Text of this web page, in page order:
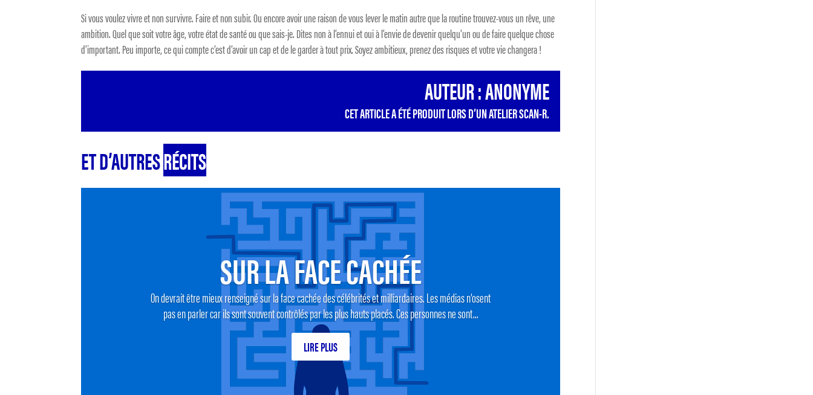
Si vous voulez vivre et non survivre. Faire et non subir. Ou encore avoir une raison de vous lever le matin autre que la routine trouvez-vous un rêve, une
ambition. Quel que soit votre âge, votre état de santé ou que sais-je. Dites non à l’ennui et oui à l’envie de devenir quelqu’un ou de faire quelque chose
d’important. Peu importe, ce qui compte c’est d’avoir un cap et de le garder à tout prix. Soyez ambitieux, prenez des risques et votre vie changera !
AUTEUR : ANONYME
CET ARTICLE A ÉTÉ PRODUIT LORS D’UN ATELIER SCAN-R.
ET D’AUTRESRÉCITS
SUR LA FACE CACHÉE
On devrait être mieux renseigné sur la face cachée des célébrités et milliardaires. Les médias n’osent
pas en parler car ils sont souvent contrôlés par les plus hauts placés. Ces personnes ne sont...
LIRE PLUS